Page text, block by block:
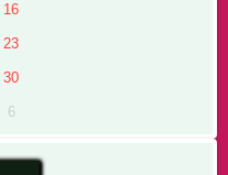
16
23
30
6